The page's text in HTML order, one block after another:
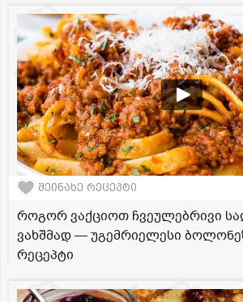
შეინახე რეცეპტი
როგორ ვაქციოთ ჩვეულებრივი
ვახშმად — უგემრიელესი
რეცეპტი